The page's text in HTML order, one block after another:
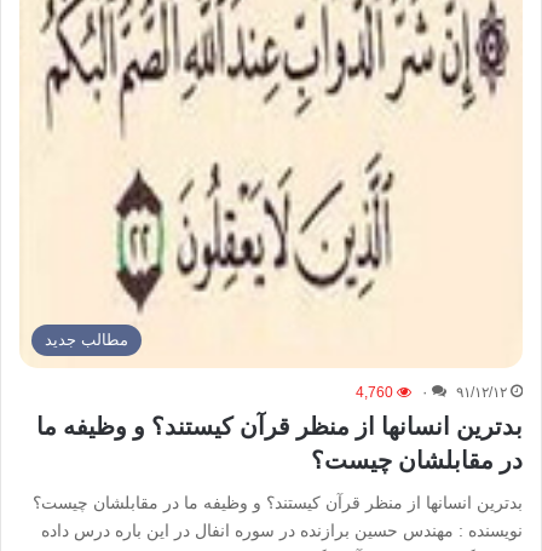
مطالب جدید
۹۱/۱۲/۱۲ ۰ 4,760
بدترین انسانها از منظر قرآن کیستند؟ و وظیفه ما
در مقابلشان چیست؟
بدترین انسانها از منظر قرآن کیستند؟ و وظیفه ما در مقابلشان چیست؟
نویسنده : مهندس حسین برازنده در سوره انفال در این باره درس داده